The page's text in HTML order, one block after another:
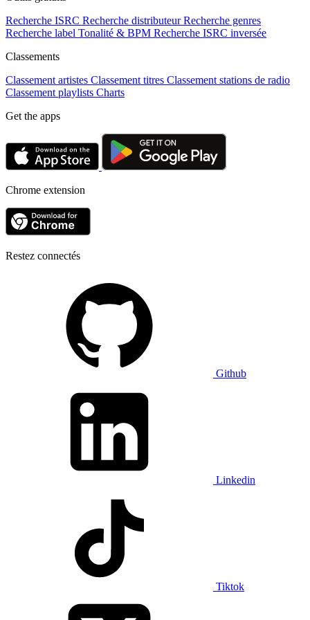
Recherche ISRC Recherche distributeur Recherche genres
Recherche label Tonalité & BPM Recherche ISRC inversée
Classements
Classement artistes Classement titres Classement stations de radio
Classement playlists Charts
Get the apps
Chrome extension
Restez connectés
Github
Linkedin
Tiktok